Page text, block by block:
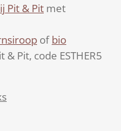
Pit & Pit met
ofbio
& Pit, code ESTHER5